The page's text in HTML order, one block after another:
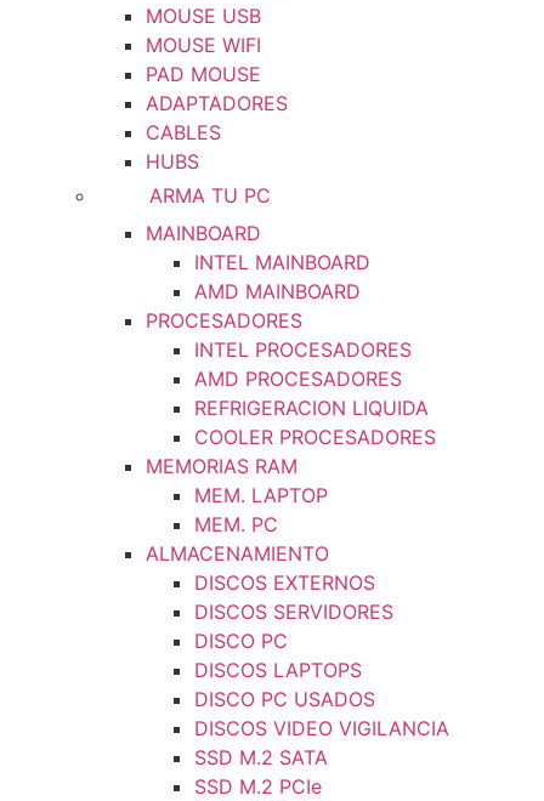
MOUSE USB
MOUSE WIFI
PAD MOUSE
ADAPTADORES
CABLES
HUBS
ARMA TU PC
MAINBOARD
INTEL MAINBOARD
AMD MAINBOARD
PROCESADORES
INTEL PROCESADORES
AMD PROCESADORES
REFRIGERACION LIQUIDA
COOLER PROCESADORES
MEMORIAS RAM
MEM. LAPTOP
MEM. PC
ALMACENAMIENTO
DISCOS EXTERNOS
DISCOS SERVIDORES
DISCO PC
DISCOS LAPTOPS
DISCO PC USADOS
DISCOS VIDEO VIGILANCIA
SSD M.2 SATA
SSD M.2 PCIe